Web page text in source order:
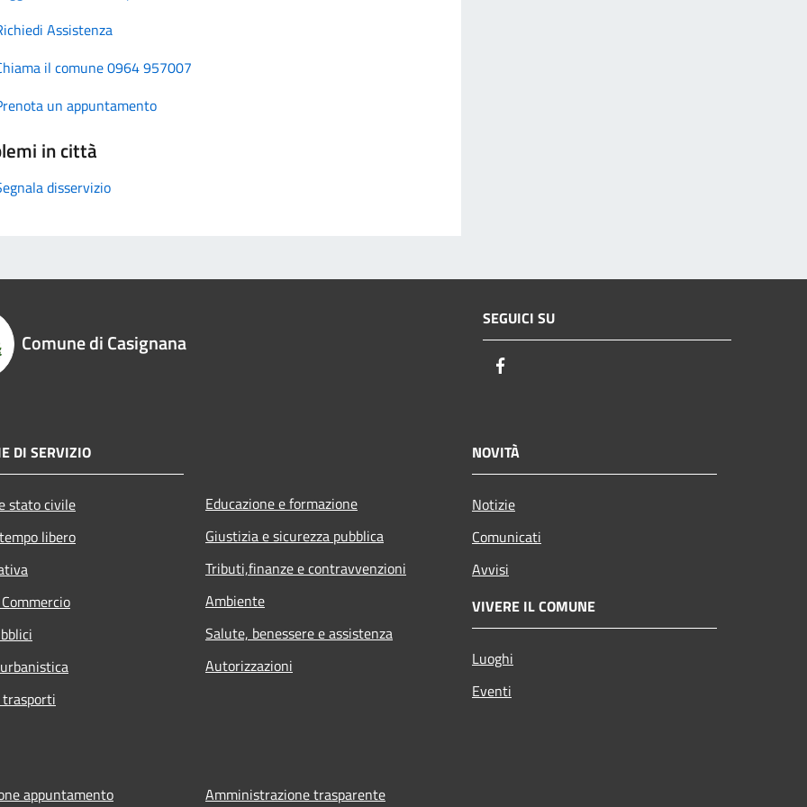
Assistenza
il comune 0964 957007
un appuntamento
in città
disservizio
Comune di Casignana
SEGUICI SU
DI SERVIZIO
stato civile
libero
Educazione e formazione
Giustizia e sicurezza pubblica
Tributi,finanze e contravvenzioni
Ambiente
Salute, benessere e assistenza
Autorizzazioni
NOVITÀ
Notizie
Comunicati
Avvisi
VIVERE IL COMUNE
Luoghi
Eventi
appuntamento Amministrazione trasparente